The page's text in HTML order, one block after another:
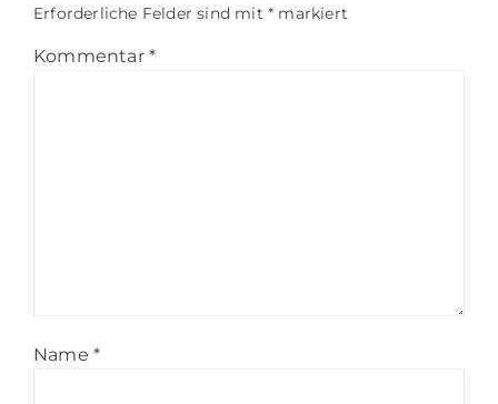
Erforderliche Felder sind mit * markiert
Kommentar *
Name *